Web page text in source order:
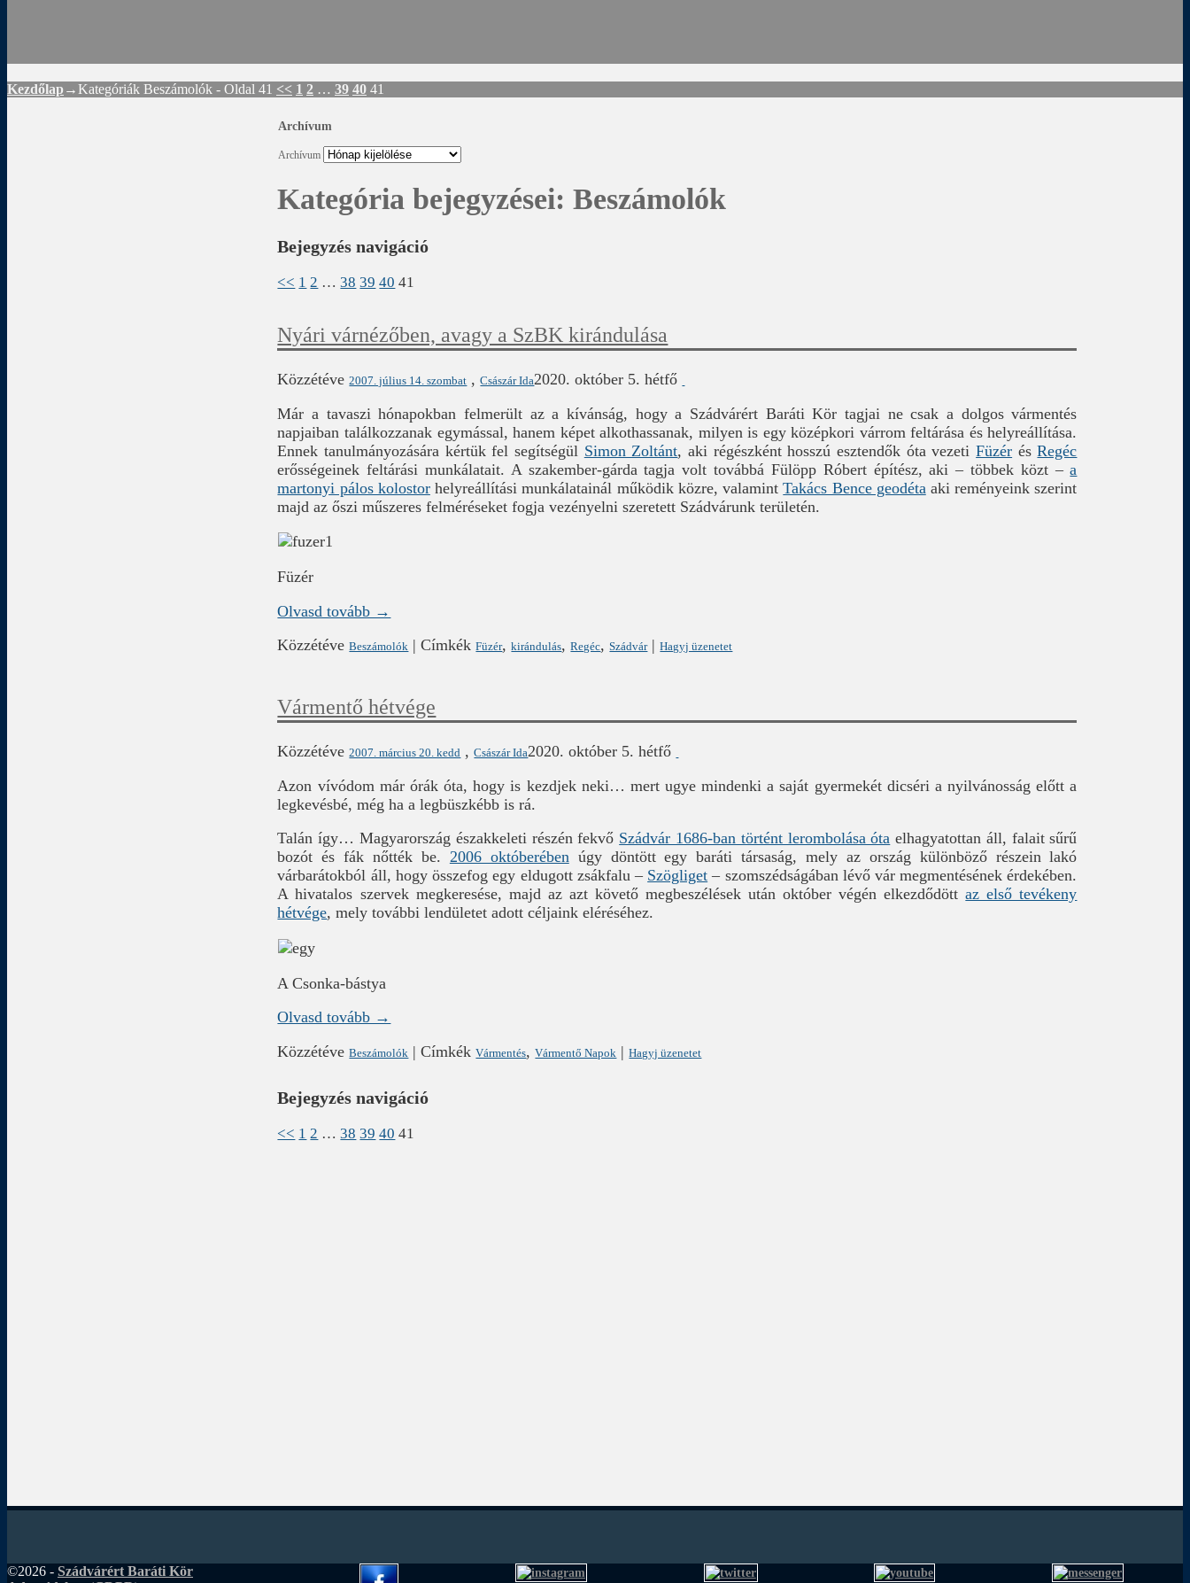
Kezdőlap →Kategóriák Beszámolók - Oldal 41 << 1 2 … 39 40 41
Archívum
Archívum
Kategória bejegyzései:Beszámolók
Bejegyzés navigáció
<< 1 2 … 38 39 40 41
Nyári várnézőben, avagy a SzBK kirándulása
Közzétéve2007. július 14. szombat ,Császár Ida2020. október 5. hétfő
Már a tavaszi hónapokban felmerült az a kívánság, hogy a Szádvárért Baráti Kör tagjai ne csak a dolgos vármentés
napjaiban találkozzanak egymással, hanem képet alkothassanak, milyen is egy középkori várrom feltárása és helyreállítása.
Ennek tanulmányozására kértük fel segítségül Simon Zoltánt, aki régészként hosszú esztendők óta vezetiFüzér ésRegéc
erősségeinek feltárási munkálatait. A szakember-gárda tagja volt továbbá Fülöpp Róbert építész, aki – többek közt –a
martonyi pálos kolostorhelyreállítási munkálatainál működik közre, valamintTakács Bence geodéta aki reményeink szerint
majd az őszi műszeres felméréseket fogja vezényelni szeretett Szádvárunk területén.
Füzér
Olvasd tovább →
Közzétéve Beszámolók |Címkék Füzér,kirándulás,Regéc,Szádvár|Hagyj üzenetet
Vármentő hétvége
Közzétéve2007. március 20. kedd ,Császár Ida2020. október 5. hétfő
Azon vívódom már órák óta, hogy is kezdjek neki… mert ugye mindenki a saját gyermekét dicséri a nyilvánosság előtt a
legkevésbé, még ha a legbüszkébb is rá.
Talán így… Magyarország északkeleti részén fekvő Szádvár 1686-ban történt lerombolása óta elhagyatottan áll, falait sűrű
bozót és fák nőtték be. 2006 októberébenúgy döntött egy baráti társaság, mely az ország különböző részein lakó
várbarátokból áll, hogy összefog egy eldugott zsákfalu – Szögliget – szomszédságában lévő vár megmentésének érdekében.
A hivatalos szervek megkeresése, majd az azt követő megbeszélések után október végén elkezdődöttaz első tevékeny
hétvége, mely további lendületet adott céljaink eléréséhez.
A Csonka-bástya
Olvasd tovább →
Közzétéve Beszámolók |Címkék Vármentés,Vármentő Napok |Hagyj üzenetet
Bejegyzés navigáció
<< 1 2 … 38 39 40 41
©2026 - Szádvárért Baráti Kör